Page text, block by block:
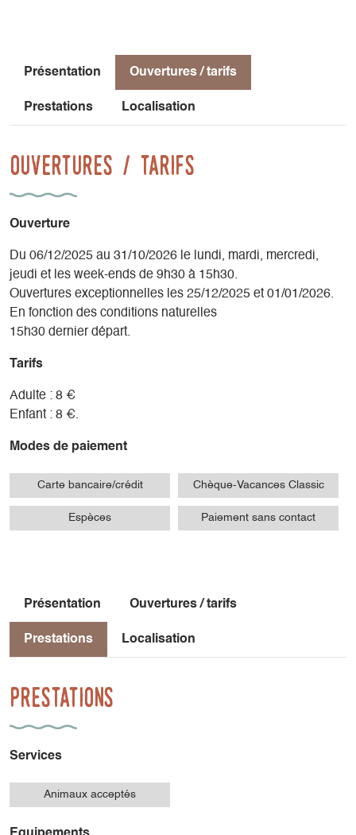
Présentation Ouvertures / tarifs
Prestations Localisation
Ouvertures / tarifs
Ouverture
Du 06/12/2025 au 31/10/2026 le lundi, mardi, mercredi,
jeudi et les week-ends de 9h30 à 15h30.
Ouvertures exceptionnelles les 25/12/2025 et 01/01/2026.
En fonction des conditions naturelles
15h30 dernier départ.
Tarifs
Adulte : 8 €
Enfant : 8 €.
Modes de paiement
Carte bancaire/crédit Chèque-Vacances Classic
Espèces Paiement sans contact
Présentation Ouvertures / tarifs
Prestations Localisation
Prestations
Services
Animaux acceptés